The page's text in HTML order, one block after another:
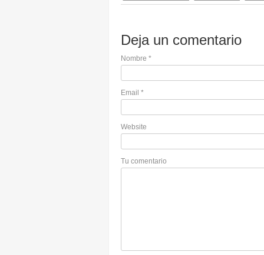
Deja un comentario
Nombre *
Email *
Website
Tu comentario